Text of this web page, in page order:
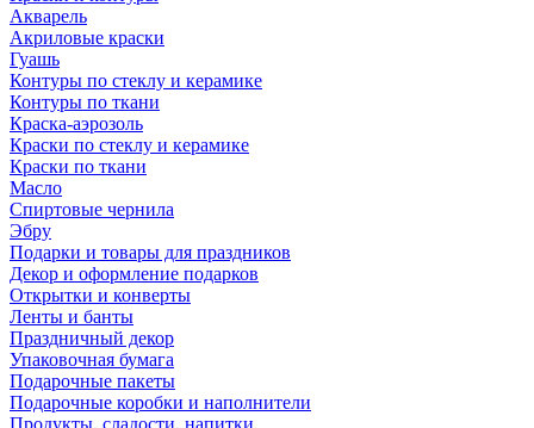
Акварель
Акриловые краски
Гуашь
Контуры по стеклу и керамике
Контуры по ткани
Краска-аэрозоль
Краски по стеклу и керамике
Краски по ткани
Масло
Спиртовые чернила
Эбру
Подарки и товары для праздников
Декор и оформление подарков
Открытки и конверты
Ленты и банты
Праздничный декор
Упаковочная бумага
Подарочные пакеты
Подарочные коробки и наполнители
Продукты, сладости, напитки